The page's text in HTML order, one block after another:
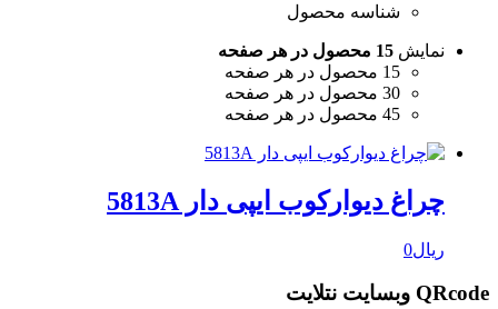
شناسه محصول
نمایش 15 محصول در هر صفحه
15 محصول در هر صفحه
30 محصول در هر صفحه
45 محصول در هر صفحه
چراغ دیوارکوب ایپی دار 5813A
ریال0
QRcode وبسایت نتلایت